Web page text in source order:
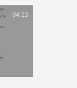
04:13